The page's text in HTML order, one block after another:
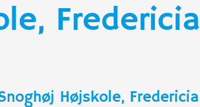
Fredericia
Højskole, Fredericia